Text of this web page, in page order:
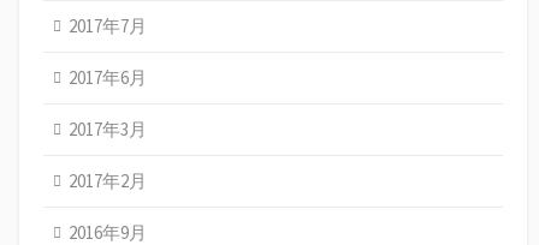
2017年7月
2017年6月
2017年3月
2017年2月
2016年9月